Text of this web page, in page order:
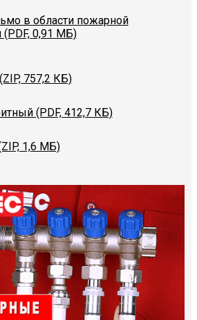
в области пожарной
(PDF, 0,91 МБ)
757,2 КБ)
(PDF, 412,7 КБ)
1,6 МБ)